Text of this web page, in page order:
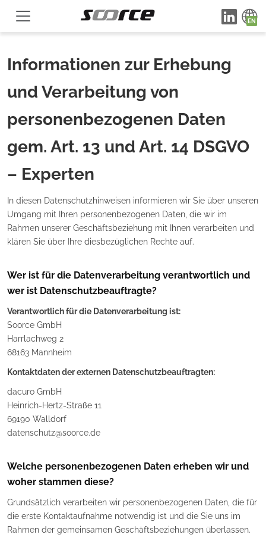
Informationen zur Erhebung
und Verarbeitung von
personenbezogenen Daten
gem. Art. 13 und Art. 14 DSGVO
– Experten
In diesen Datenschutzhinweisen informieren wir Sie über unseren
Umgang mit Ihren personenbezogenen Daten, die wir im
Rahmen unserer Geschäftsbeziehung mit Ihnen verarbeiten und
klären Sie über Ihre diesbezüglichen Rechte auf.
Wer ist für die Datenverarbeitung verantwortlich und
wer ist Datenschutzbeauftragte?
Verantwortlich für die Datenverarbeitung ist:
Soorce GmbH
Harrlachweg 2
68163 Mannheim
Kontaktdaten der externen Datenschutzbeauftragten:
dacuro GmbH
Heinrich-Hertz-Straße 11
69190 Walldorf
datenschutz@soorce.de
Welche personenbezogenen Daten erheben wir und
woher stammen diese?
Grundsätzlich verarbeiten wir personenbezogenen Daten, die für
die erste Kontaktaufnahme notwendig ist und die Sie uns im
Rahmen der gemeinsamen Geschäftsbeziehungen überlassen.